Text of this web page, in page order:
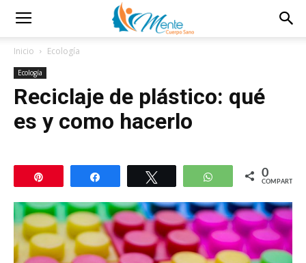
Inicio Ecología
Ecología
Reciclaje de plástico: qué
es y como hacerlo
Compartir WhatsApp
0
COMPARTIR